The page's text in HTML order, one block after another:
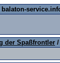
balaton-
der Spaßfrontler /